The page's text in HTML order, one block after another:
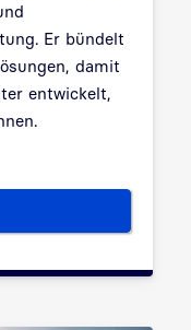
Er bündelt
damit
entwickelt,
der Deutschland-